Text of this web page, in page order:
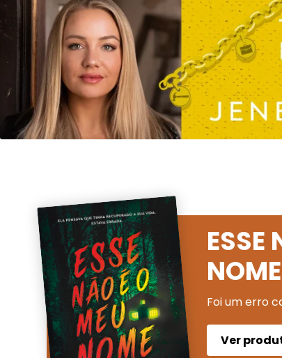
ESSE
NOME
Foi um erro
Ver